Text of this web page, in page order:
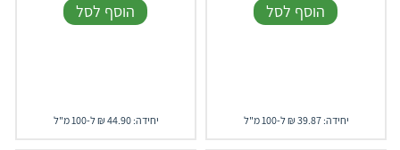
הוסף לסל
יחידה: 39.87 ₪ ל-100 מ"ל
הוסף לסל
יחידה: 44.90 ₪ ל-100 מ"ל